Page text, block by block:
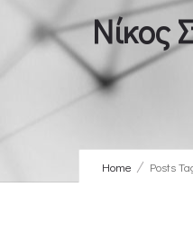
Νίκος
Home Posts